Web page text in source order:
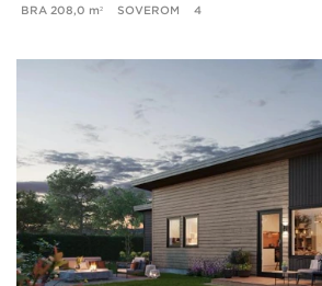
BRA 208,0 m² SOVEROM 4